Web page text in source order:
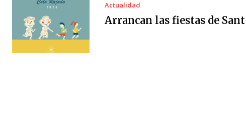
Actualidad
Arrancan las fiestas de Sant